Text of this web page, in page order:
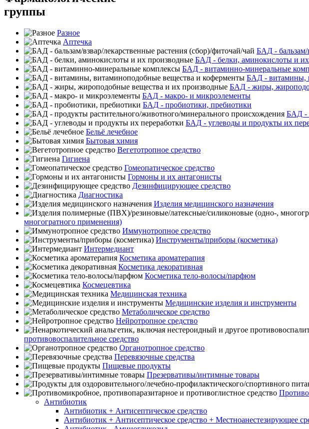
группы
Разное
Аптечка
БАД - бальзам/
БАД - белки, аминокислоты и
БАД - витаминно-минеральные
БАД - витамины,
БАД - жиры,
БАД - макро- и микроэлементы
БАД - пробиотики, пребиотики
БАД -
БАД - углеводы и продукты их
Бельё лечебное
Бытовая химия
Вегетотропное средство
Гигиена
Гомеопатическое средство
Гормоны и их антагонисты
Дезинфицирующее средство
Диагностика
Изделия медицинского назначения
многогратного применения)
Иммунотропное средство
Инструменты/приборы (косметика)
Интермедиант
Косметика ароматерапия
Косметика декоративная
Косметика тело-волосы/парфюм
Космецевтика
Медицинская техника
Медицинские изделия и инструменты
Метаболическое средство
Нейротропное средство
противовоспалительное средство
Органотропное средство
Перевязочные средства
Пищевые продукты
Презервативы/интимные товары
Антибиотик
Антибиотик + Антисептическое средство
Антибиотик + Антисептическое средство + Местноанестезирующее